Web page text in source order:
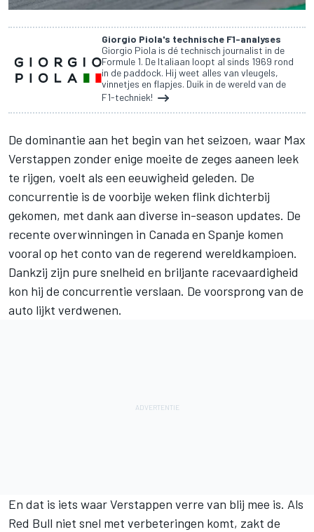
Giorgio Piola's technische F1-analyses
Giorgio Piola is dé technisch journalist in de
Formule 1. De Italiaan loopt al sinds 1969 rond
in de paddock. Hij weet alles van vleugels,
vinnetjes en flapjes. Duik in de wereld van de
F1-techniek!
De dominantie aan het begin van het seizoen, waar Max
Verstappen zonder enige moeite de zeges aaneen leek
te rijgen, voelt als een eeuwigheid geleden. De
concurrentie is de voorbije weken flink dichterbij
gekomen, met dank aan diverse in-season updates. De
recente overwinningen in Canada en Spanje komen
vooral op het conto van de regerend wereldkampioen.
Dankzij zijn pure snelheid en briljante racevaardigheid
kon hij de concurrentie verslaan. De voorsprong van de
auto lijkt verdwenen.
En dat is iets waar Verstappen verre van blij mee is. Als
Red Bull niet snel met verbeteringen komt, zakt de